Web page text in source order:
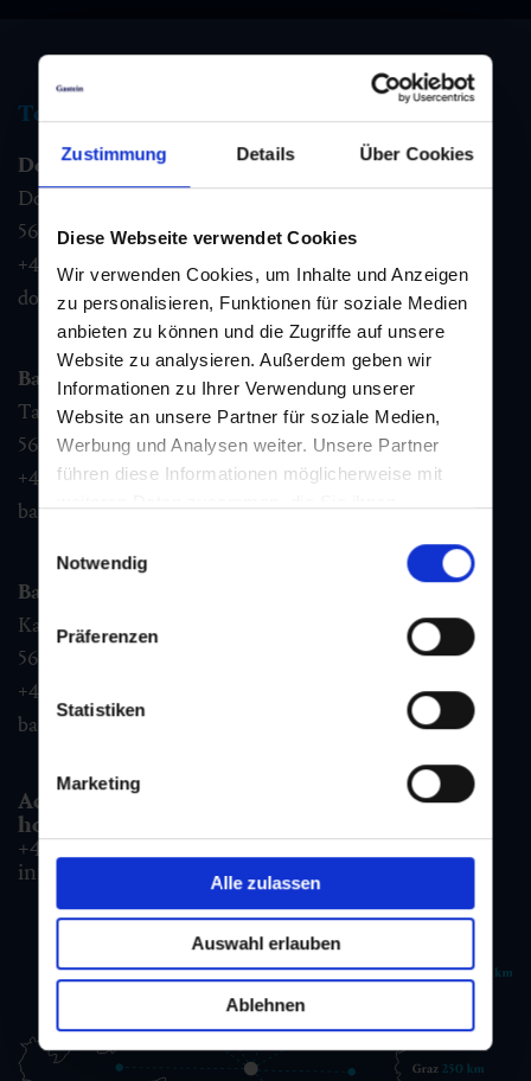
Zustimmung Details Über Cookies
Diese Webseite verwendet Cookies
Wir verwenden Cookies, um Inhalte und Anzeigen
zu personalisieren, Funktionen für soziale Medien
anbieten zu können und die Zugriffe auf unsere
Website zu analysieren. Außerdem geben wir
Informationen zu Ihrer Verwendung unserer
Website an unsere Partner für soziale Medien,
Werbung und Analysen weiter. Unsere Partner
führen diese Informationen möglicherweise mit
Nutzung der Dienste gesammelt haben.
Notwendig
Präferenzen
Statistiken
Marketing
Alle zulassen
Auswahl erlauben
Ablehnen
Tourist information
Dorfgastein
Dorfstraße 1,
5632 Dorfgastein
+43 6432 3393 460
dorfgastein@gastein.com
Bad Hofgastein
Tauernplatz 1,
5630 Bad Hofgastein
+43 6432 3393 260
badhofgastein@gastein.com
Bad Gastein
Kaiser Franz Josefstr. 27,
5640
+43 6432 3393 560
badgastein@gastein.com
Accommodation information & Booking
hotline:
+43 6432 3393 990
info@gastein.com